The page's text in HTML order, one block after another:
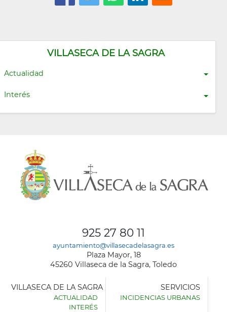
VILLASECA DE LA SAGRA
Actualidad
Interés
925 27 80 11
ayuntamiento@villasecadelasagra.es
Plaza Mayor, 18
45260 Villaseca de la Sagra, Toledo
VILLASECA DE LA SAGRA
ACTUALIDAD
INTERÉS
SERVICIOS
INCIDENCIAS URBANAS